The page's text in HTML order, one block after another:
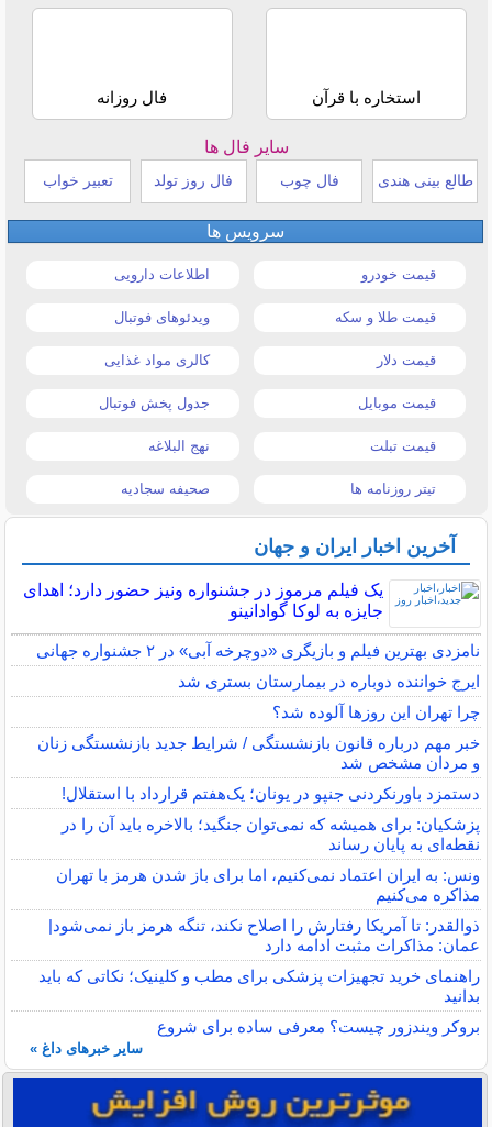
استخاره با قرآن فال روزانه
سایر فال ها
طالع بینی هندی فال چوب فال روز تولد تعبیر خواب
سرویس ها
قیمت خودرو اطلاعات دارویی
قیمت طلا و سکه ویدئوهای فوتبال
قیمت دلار کالری مواد غذایی
قیمت موبایل جدول پخش فوتبال
قیمت تبلت نهج البلاغه
تیتر روزنامه ها صحیفه سجادیه
آخرین اخبار ایران و جهان
یک فیلم مرموز در جشنواره ونیز حضور دارد؛ اهدای
جایزه به لوکا گوادانینو
نامزدی بهترین فیلم و بازیگری «دوچرخه آبی» در ۲ جشنواره جهانی
ایرج خواننده دوباره در بیمارستان بستری شد
چرا تهران این روزها آلوده شد؟
خبر مهم درباره قانون بازنشستگی / شرایط جدید بازنشستگی زنان
و مردان مشخص شد
دستمزد باورنکردنی جنپو در یونان؛ یک‌هفتم قرارداد با استقلال!
پزشکیان: برای همیشه که نمی‌توان جنگید؛ بالاخره باید آن را در
نقطه‌ای به پایان رساند
ونس: به ایران اعتماد نمی‌کنیم، اما برای باز شدن هرمز با تهران
مذاکره می‌کنیم
ذوالقدر: تا آمریکا رفتارش را اصلاح نکند، تنگه هرمز باز نمی‌شود|
عمان: مذاکرات مثبت ادامه دارد
راهنمای خرید تجهیزات پزشکی برای مطب و کلینیک؛ نکاتی که باید
بدانید
بروکر ویندزور چیست؟ معرفی ساده برای شروع
سایر خبرهای داغ »